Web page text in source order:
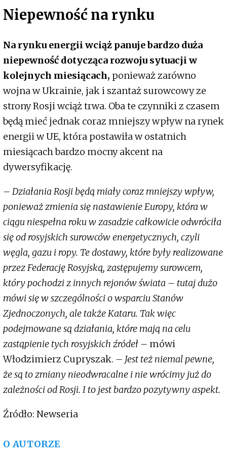
Niepewność na rynku
Na rynku energii wciąż panuje bardzo duża
niepewność dotycząca rozwoju sytuacji w
kolejnych miesiącach, ponieważ zarówno
wojna w Ukrainie, jak i szantaż surowcowy ze
strony Rosji wciąż trwa. Oba te czynniki z czasem
będą mieć jednak coraz mniejszy wpływ na rynek
energii w UE, która postawiła w ostatnich
miesiącach bardzo mocny akcent na
dywersyfikację.
– Działania Rosji będą miały coraz mniejszy wpływ,
ponieważ zmienia się nastawienie Europy, która w
ciągu niespełna roku w zasadzie całkowicie odwróciła
się od rosyjskich surowców energetycznych, czyli
węgla, gazu i ropy. Te dostawy, które były realizowane
przez Federację Rosyjską, zastępujemy surowcem,
który pochodzi z innych rejonów świata – tutaj dużo
mówi się w szczególności o wsparciu Stanów
Zjednoczonych, ale także Kataru. Tak więc
podejmowane są działania, które mają na celu
zastąpienie tych rosyjskich źródeł – mówi
Włodzimierz Cupryszak. – Jest też niemal pewne,
że są to zmiany nieodwracalne i nie wrócimy już do
zależności od Rosji. I to jest bardzo pozytywny aspekt.
Źródło: Newseria
O AUTORZE